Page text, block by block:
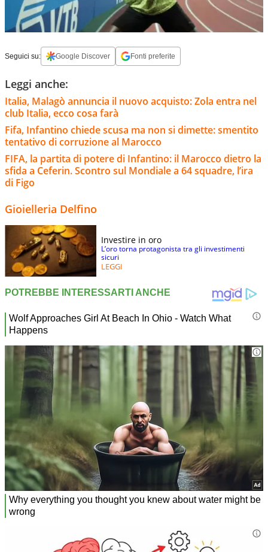
Seguici su: Google Discover Fonti preferite
Leggi anche:
Italia, Malagò annuncia il nuovo acquisto: Zola entra nel
club Italia, ecco cosa farà
Fifa, Infantino chiede scusa ma non si dimette: smentito
tentativo di corruzione al Marocco
FIFA, la partita di potere di Infantino: il Marocco dietro la
sfida a Ceferin. Scontro sul Mondiale a 64 squadre, l’ira
di Figo
Gioielleria Delfino
Investire in oro
L’oro torna protagonista tra gli investimenti
sicuri
LEGGI